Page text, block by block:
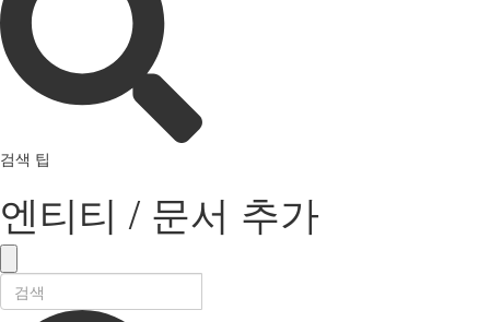
검색 팁
엔티티 / 문서 추가